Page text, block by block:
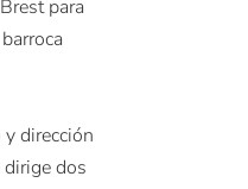
para
dirección
dos